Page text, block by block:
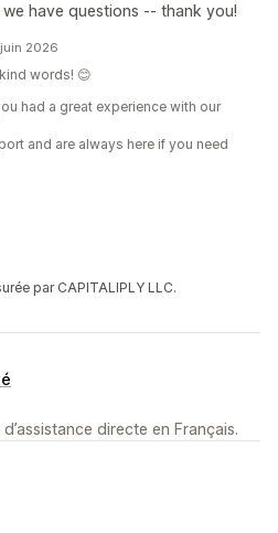
have questions -- thank you!
juin 2026
words! 😊
had a great experience with our
and are always here if you need
par CAPITALIPLY LLC.
directe en Français.